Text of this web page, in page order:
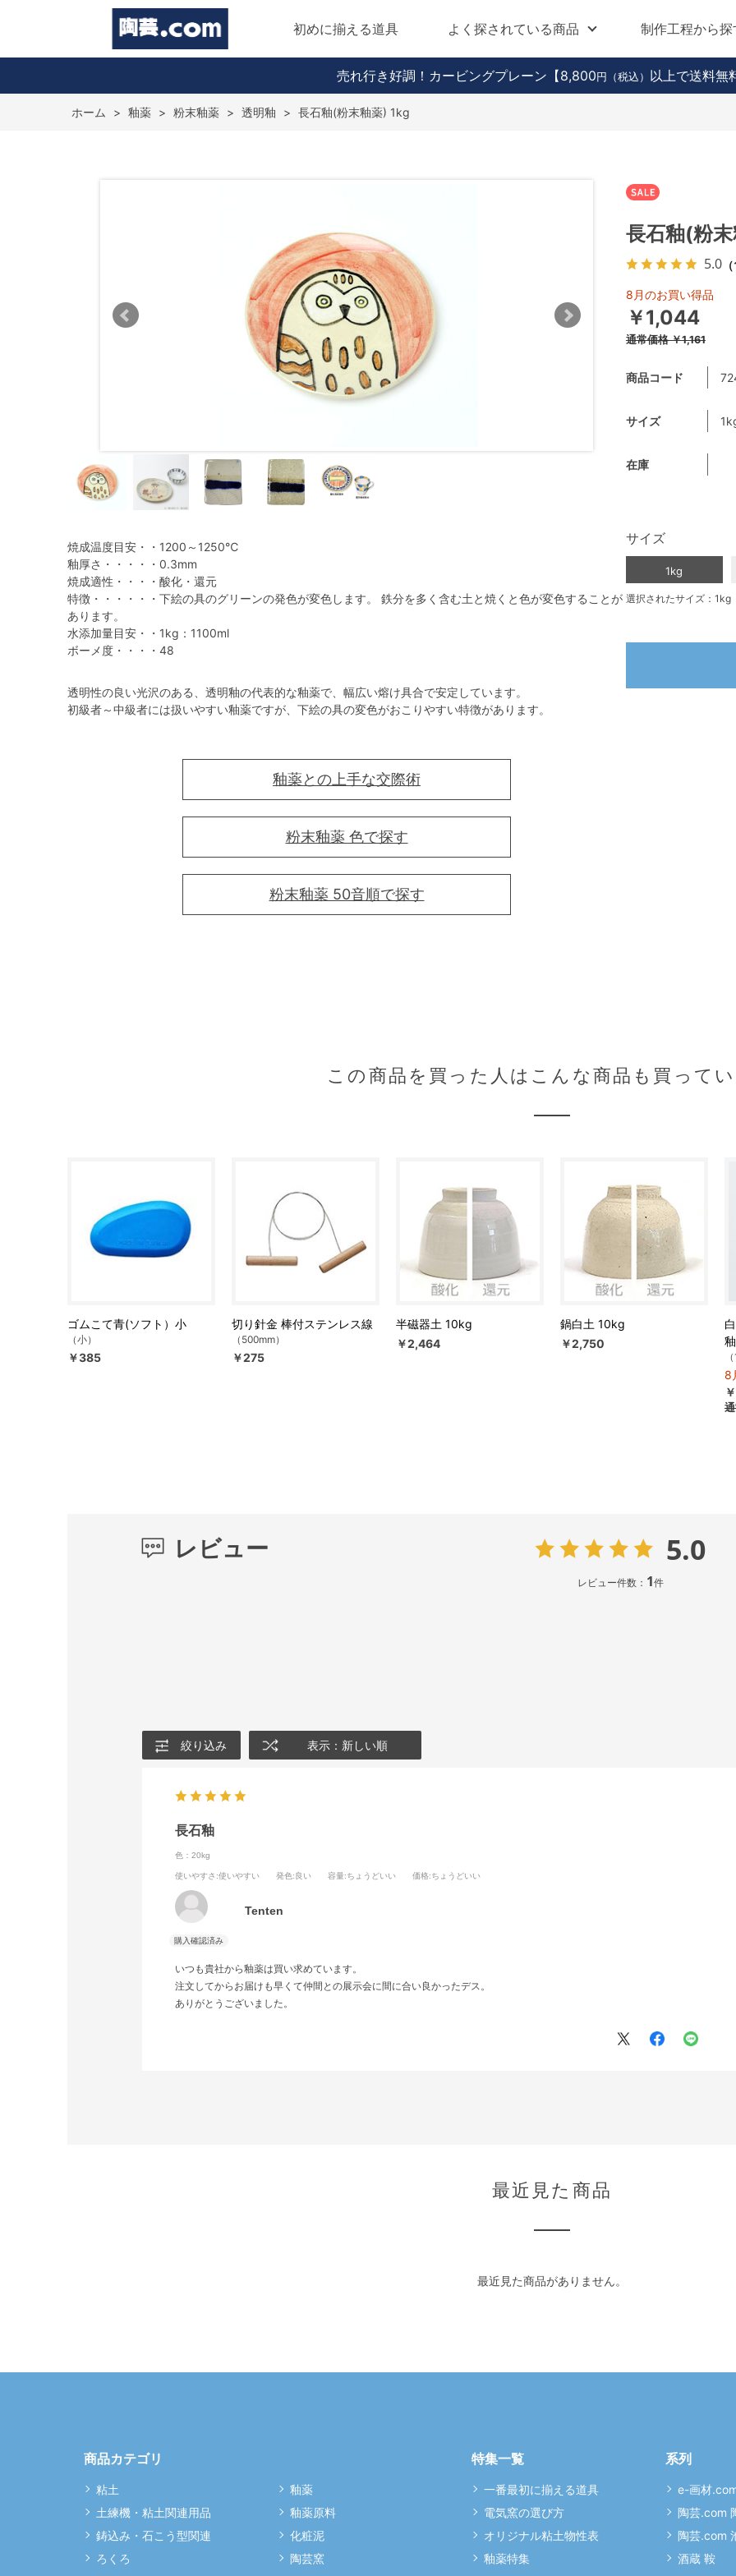
初めに揃える道具 よく探されている商品 制作工程から探
売れ行き好調！カービングプレーン 【8,800 円（税込） 以上で送料無
ホーム > 釉薬 > 粉末釉薬 > 透明釉 > 長石釉(粉末釉薬) 1kg
焼成温度目安・・1200～1250℃
釉厚さ・・・・・0.3mm
焼成適性・・・・酸化・還元
特徴・・・・・・下絵の具のグリーンの発色が変色します。 鉄分を多く含む土と焼くと色が変色することが
あります。
水添加量目安・・1kg：1100ml
ボーメ度・・・・48
透明性の良い光沢のある、透明釉の代表的な釉薬で、幅広い熔け具合で安定しています。
初級者～中級者には扱いやすい釉薬ですが、下絵の具の変色がおこりやすい特徴があります。
釉薬との上手な交際術
粉末釉薬 色で探す
粉末釉薬 50音順で探す
長石釉(粉
5.0
8月のお買い得品
￥1,044
通常価格￥1,161
商品コード
サイズ
在庫
サイズ
1kg
選択されたサイズ：1kg
この商品を買った人はこんな商品も買って
ゴムこて青(ソフト）小
（小）
￥385
切り針金 棒付ステンレス線
（500mm）
￥275
半磁器土 10kg
￥2,464
鍋白土 10kg
￥2,750
8
レビュー 5.0
レビュー件数： 1件
絞り込み 表示：新しい順
長石釉
色：20kg
使いやすさ :使いやすい 発色:良い 容量:ちょうどいい 価格:ちょうどいい
Tenten
いつも貴社から釉薬は買い求めています。
注文してからお届けも早くて仲間との展示会に間に合い良かったデス。
ありがとうございました。
最近見た商品
最近見た商品がありません。
商品カテゴリ
粘土
土練機・粘土関連用品
鋳込み・石こう型関連
ろくろ
釉薬
釉薬原料
化粧泥
陶芸窯
特集一覧
一番最初に揃える道具
電気窯の選び方
オリジナル粘土物性表
釉薬特集
系列
e-画材
陶芸.com
陶芸.com
酒蔵 鞍